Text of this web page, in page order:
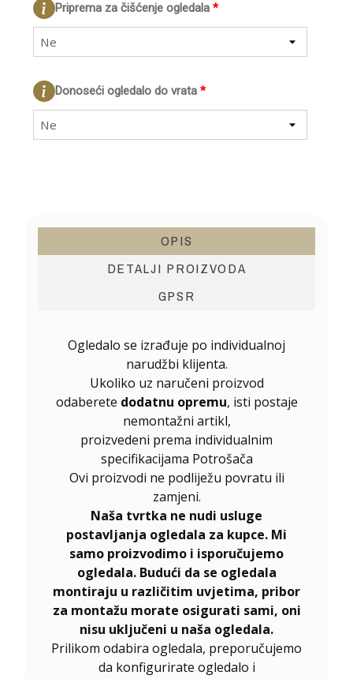
*
Priprema za čišćenje ogledala
Ne
*
Donoseći ogledalo do vrata
Ne
OPIS
DETALJI PROIZVODA
GPSR
Ogledalo se izrađuje po individualnoj
narudžbi klijenta.
Ukoliko uz naručeni proizvod
odaberete dodatnu opremu, isti postaje
nemontažni artikl,
proizvedeni prema individualnim
specifikacijama Potrošača
Ovi proizvodi ne podliježu povratu ili
zamjeni.
Naša tvrtka ne nudi usluge
postavljanja ogledala za kupce. Mi
samo proizvodimo i isporučujemo
ogledala. Budući da se ogledala
montiraju u različitim uvjetima, pribor
za montažu morate osigurati sami, oni
nisu uključeni u naša ogledala.
Prilikom odabira ogledala, preporučujemo
da konfigurirate ogledalo i